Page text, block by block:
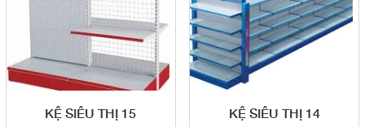
KỆ SIÊU THỊ 15 KỆ SIÊU THỊ 14